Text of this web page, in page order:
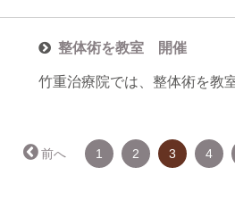
整体術を教室 開催
竹重治療院では、整体術を教
← 前へ 1 2 3 （こ
の
4